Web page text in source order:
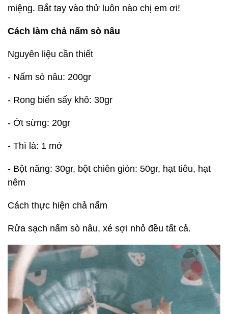
miệng. Bắt tay vào thử luôn nào chị em ơi!
Cách làm chả nấm sò nâu
Nguyên liệu cần thiết
- Nấm sò nâu: 200gr
- Rong biển sấy khô: 30gr
- Ớt sừng: 20gr
- Thì là: 1 mớ
- Bột năng: 30gr, bột chiên giòn: 50gr, hạt tiêu, hạt
nêm
Cách thực hiện chả nấm
Rửa sạch nấm sò nâu, xé sợi nhỏ đều tất cả.